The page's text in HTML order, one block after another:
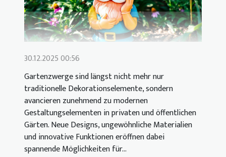
30.12.2025 00:56
Gartenzwerge sind längst nicht mehr nur
traditionelle Dekorationselemente, sondern
avancieren zunehmend zu modernen
Gestaltungselementen in privaten und öffentlichen
Gärten. Neue Designs, ungewöhnliche Materialien
und innovative Funktionen eröffnen dabei
spannende Möglichkeiten für...